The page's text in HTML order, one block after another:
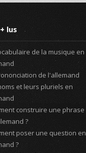
lus
de la musique en
de l'allemand
et leurs pluriels en
construire une phrase
?
poser une question en
?